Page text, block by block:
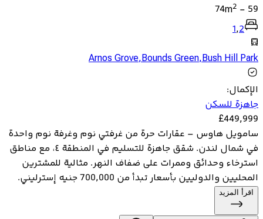
59
-
74m2
1,2
Arnos Grove,Bounds Green,Bush Hill Park
الإكمال:
جاهزة للسكن
£449,999
سامويل هاوس – عقارات حرة من غرفتي نوم وغرفة نوم واحدة
في شمال لندن. شقق جاهزة للتسليم في المنطقة ٤، مع مناطق
استرخاء وحدائق وممرات على ضفاف النهر. مثالية للمشترين
المحليين والدوليين بأسعار تبدأ من 700,000 جنيه إسترليني.
اقرأ المزيد